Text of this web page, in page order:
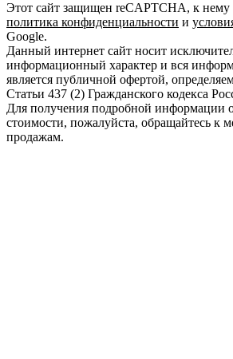
Этот сайт защищен reCAPTCHA, к
политика конфиденциальности и
Google.
Данный интернет сайт носит
информационный характер и вся
является публичной офертой,
Статьи 437 (2) Гражданского кодекса
Для получения подробной информации
стоимости, пожалуйста, обращайтесь к
продажам.